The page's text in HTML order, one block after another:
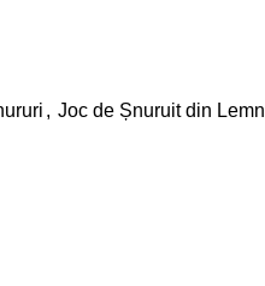
, Joc de Șnuruit din Lemn